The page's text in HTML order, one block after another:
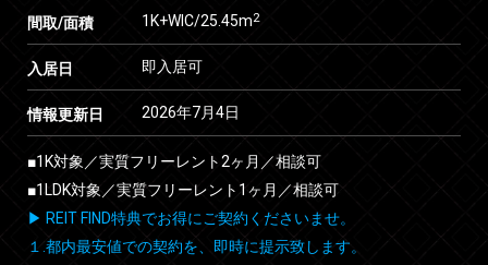
間取/面積 1K+WIC/25.45m2
入居日 即入居可
情報更新日 2026年7月4日
■1K対象／実質フリーレント2ヶ月／相談可
■1LDK対象／実質フリーレント1ヶ月／相談可
▶ REIT FIND特典でお得にご契約くださいませ。
１.都内最安値での契約を、即時に提示致します。